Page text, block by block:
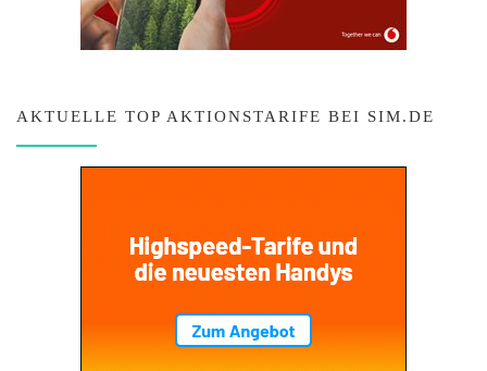
AKTUELLE TOP AKTIONSTARIFE BEI SIM.DE